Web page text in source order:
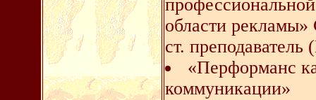
области
ст. преподаватель
«Перформанс
коммуникации»